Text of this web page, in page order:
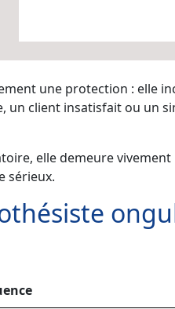
une protection : elle
un client insatisfait ou un
elle demeure
sérieux.